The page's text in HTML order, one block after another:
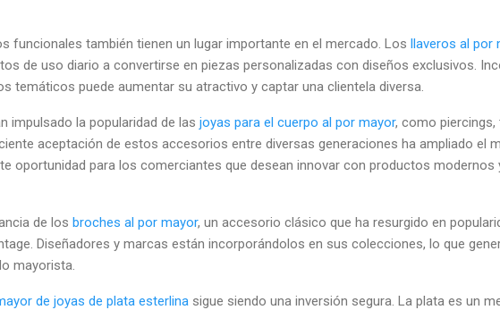
funcionales también tienen un lugar importante en el mercado. Los llaveros al por
de uso diario a convertirse en piezas personalizadas con diseños exclusivos.
temáticos puede aumentar su atractivo y captar una clientela diversa.
impulsado la popularidad de las joyas para el cuerpo al por mayor, como piercings,
aceptación de estos accesorios entre diversas generaciones ha ampliado el
oportunidad para los comerciantes que desean innovar con productos modernos
de los broches al por mayor, un accesorio clásico que ha resurgido en
Diseñadores y marcas están incorporándolos en sus colecciones, lo que
mayorista.
de joyas de plata esterlina sigue siendo una inversión segura. La plata es un